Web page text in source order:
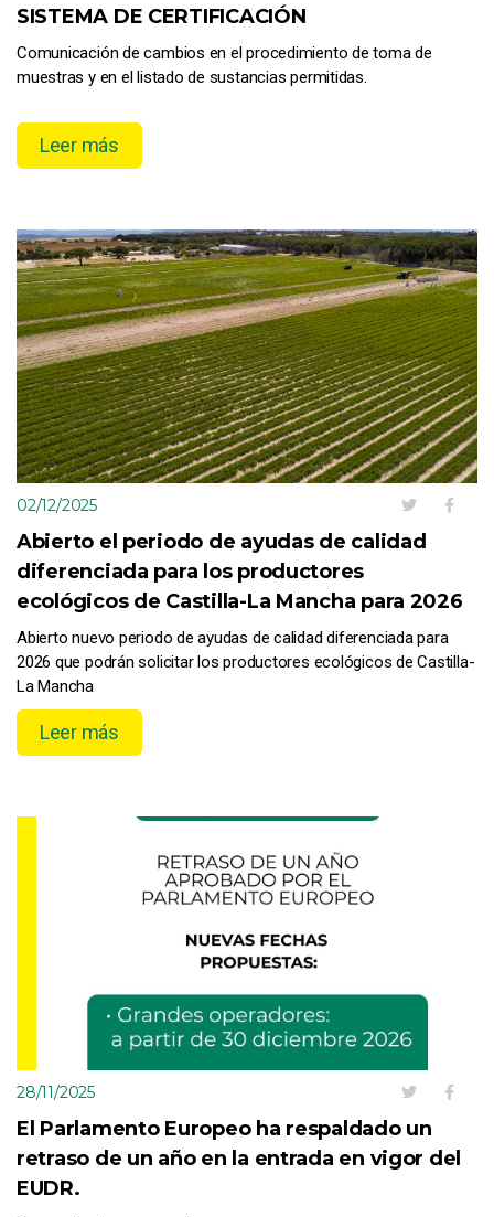
SISTEMA DE CERTIFICACIÓN
Comunicación de cambios en el procedimiento de toma de
muestras y en el listado de sustancias permitidas.
Leer más
02/12/2025
Abierto el periodo de ayudas de calidad
diferenciada para los productores
ecológicos de Castilla-La Mancha para 2026
Abierto nuevo periodo de ayudas de calidad diferenciada para
2026 que podrán solicitar los productores ecológicos de Castilla-
La Mancha
Leer más
28/11/2025
El Parlamento Europeo ha respaldado un
retraso de un año en la entrada en vigor del
EUDR.